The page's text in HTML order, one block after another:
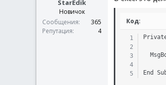
StarEdik
Новичок
Сообщения
365
Репутация
4
Код:
End